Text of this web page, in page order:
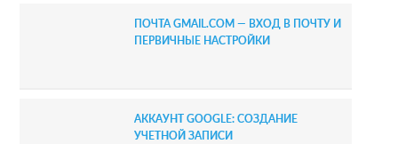
ПОЧТА GMAIL.COM — ВХОД В ПОЧТУ И
ПЕРВИЧНЫЕ НАСТРОЙКИ
АККАУНТ GOOGLE: СОЗДАНИЕ
УЧЕТНОЙ ЗАПИСИ